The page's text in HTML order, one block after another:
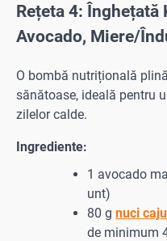
Rețeta 4: Înghețată
Avocado, Miere/
O bombă nutrițională
sănătoase, ideală pentru
zilelor calde.
Ingrediente:
1 avocado
unt)
80 g nuci caju
de minimum